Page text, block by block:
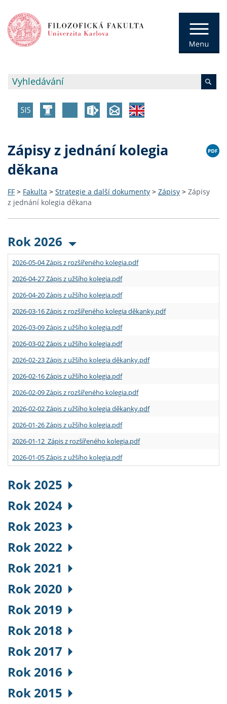
Zápisy z jednání kolegia
děkana
FF > Fakulta > Strategie a další dokumenty > Zápisy > Zápisy
z jednání kolegia děkana
Rok 2026
2026-05-04 Zápis z rozšířeného kolegia.pdf
2026-04-27 Zápis z užšího kolegia.pdf
2026-04-20 Zápis z užšího kolegia.pdf
2026-03-16 Zápis z rozšířeného kolegia děkanky.pdf
2026-03-09 Zápis z užšího kolegia.pdf
2026-03-02 Zápis z užšího kolegia.pdf
2026-02-23 Zápis z užšího kolegia děkanky.pdf
2026-02-16 Zápis z užšího kolegia.pdf
2026-02-09 Zápis z rozšířeného kolegia.pdf
2026-02-02 Zápis z užšího kolegia děkanky.pdf
2026-01-26 Zápis z užšího kolegia.pdf
2026-01-12 Zápis z rozšířeného kolegia.pdf
2026-01-05 Zápis z užšího kolegia.pdf
Rok 2025
Rok 2024
Rok 2023
Rok 2022
Rok 2021
Rok 2020
Rok 2019
Rok 2018
Rok 2017
Rok 2016
Rok 2015